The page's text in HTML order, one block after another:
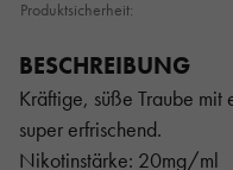
Produktsicherheit:
BESCHREIBUNG
Kräftige, süße Traube mit
super erfrischend.
Nikotinstärke: 20mg/ml